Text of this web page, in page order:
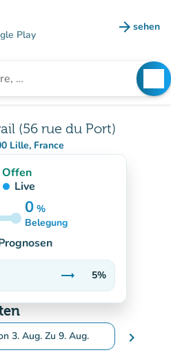
Play arrow_forward sehen
(new
(56 rue du Port)
Lille, France
Maps öffnen)
Offen
Live
0 %
5%
Belegung
trending_flat
Stabil
5%
3. Aug. Zu 9. Aug.
den Kalender, um Daten zu
chevron_right